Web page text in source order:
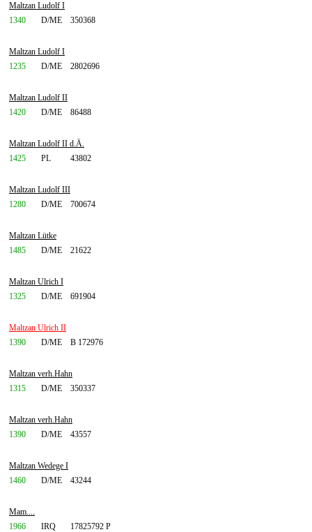
Maltzan Ludolf I
1340
D/ME 350368
Maltzan Ludolf I
1235
D/ME 2802696
Maltzan Ludolf II
1420
D/ME 86488
Maltzan Ludolf II d.Ä.
1425
PL 43802
Maltzan Ludolf III
1280
D/ME 700674
Maltzan Lütke
1485
D/ME 21622
Maltzan Ulrich I
1325
D/ME 691904
Maltzan Ulrich II
1390
D/ME B 172976
Maltzan verh.Hahn
1315
D/ME 350337
Maltzan verh.Hahn
1390
D/ME 43557
Maltzan Wedege I
1460
D/ME 43244
Mam....
1966
IRQ 17825792 P